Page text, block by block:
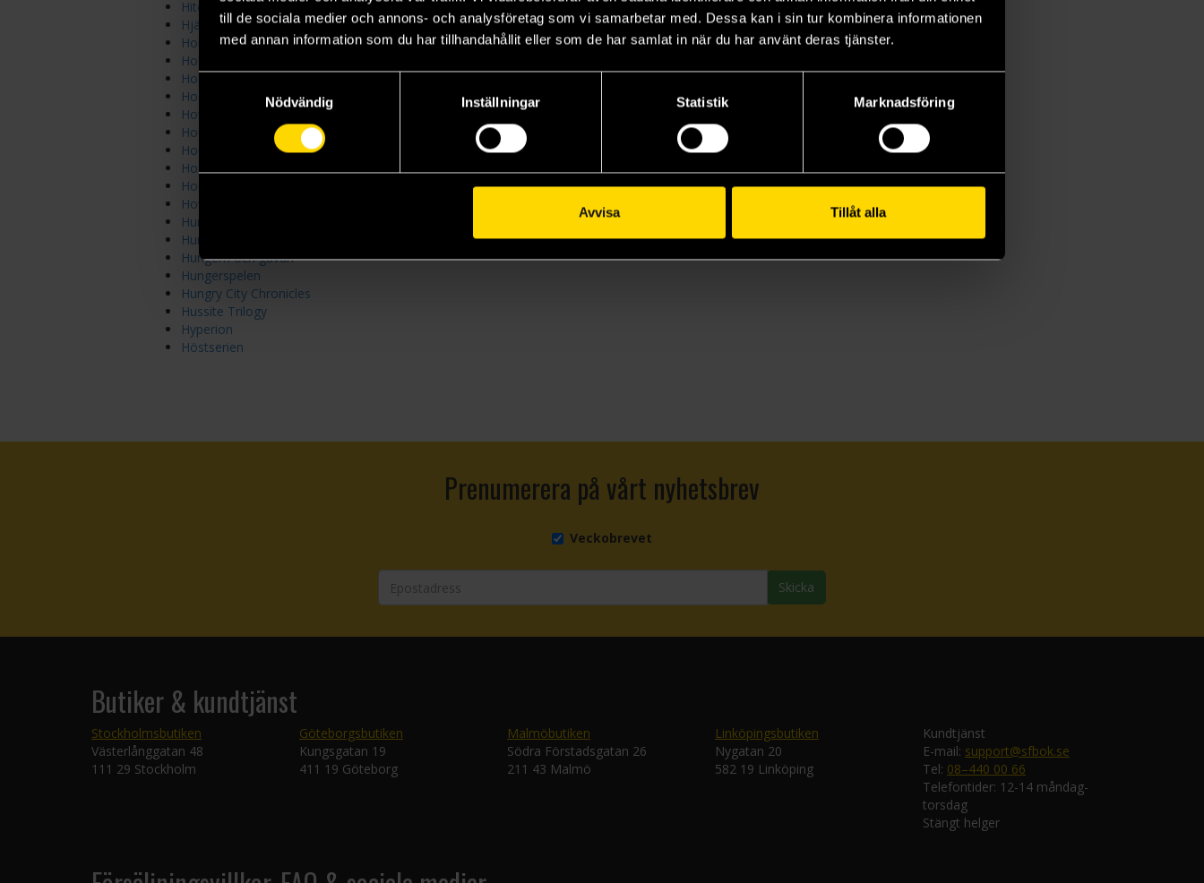
till de sociala medier och annons- och analysföretag som vi samarbetar med. Dessa kan i sin tur kombinera informationen
med annan information som du har tillhandahållit eller som de har samlat in när du har använt deras tjänster.
Nödvändig
Inställningar Statistik Marknadsföring
Avvisa Tillåt alla
Hitch Hiker
Hjärta-serien
Hoid's Travails
Holly Gibney
Holly Gibney svensk
Hospital
Hotat rike
House of Devils
House of Marionne
House of Night
House of the Dead
How to Survive Camping
Hundred Kingdoms
Hunger Games
Hungern och gåvan
Hungerspelen
Hungry City Chronicles
Hussite Trilogy
Hyperion
Höstserien
Prenumerera på vårt nyhetsbrev
Veckobrevet
Skicka
Butiker & kundtjänst
Stockholmsbutiken
Västerlånggatan 48
111 29 Stockholm
Göteborgsbutiken
Kungsgatan 19
411 19 Göteborg
Malmöbutiken
Södra Förstadsgatan 26
211 43 Malmö
Linköpingsbutiken
Nygatan 20
582 19 Linköping
Kundtjänst
E-mail: support@sfbok.se
Tel: 08–440 00 66
Telefontider: 12-14 måndag-
torsdag
Stängt helger